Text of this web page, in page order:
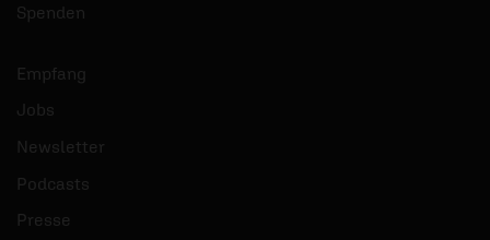
Spenden
Empfang
Jobs
Newsletter
Podcasts
Presse